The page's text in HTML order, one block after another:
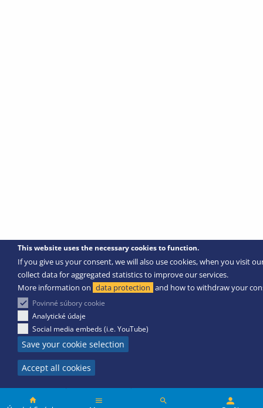
This website uses the necessary cookies to function.
If you give us your consent, we will also use cookies, when you visit
collect data for aggregated statistics to improve our services.
More information on data protection and how to withdraw your
Povinné súbory cookie
Analytické údaje
Social media embeds (i.e. YouTube)
Save your cookie selection
Accept all cookies
Passenger